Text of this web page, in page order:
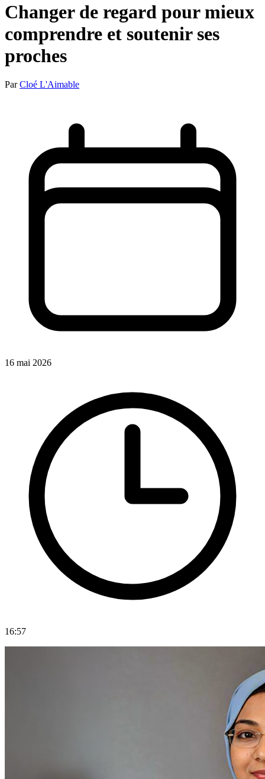
Changer de regard pour mieux
comprendre et soutenir ses
proches
ParCloé L'Aimable
16 mai 2026
16:57